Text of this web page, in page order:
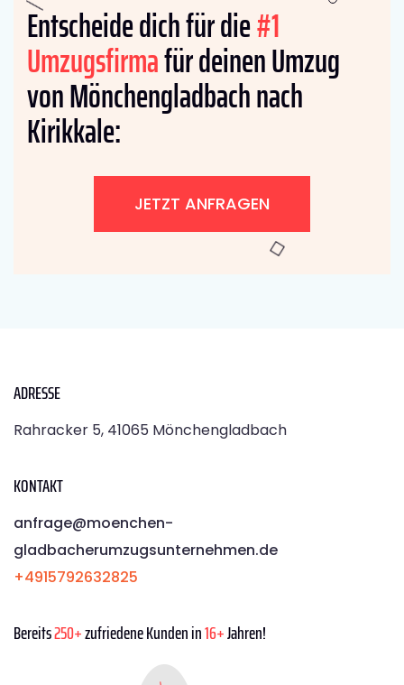
Entscheide dich für die#1
Umzugsfirmafür deinen Umzug
von Mönchengladbach nach
Kirikkale:
JETZT ANFRAGEN
ADRESSE
Rahracker 5, 41065 Mönchengladbach
KONTAKT
anfrage@moenchen­
gladbacherumzugsunternehmen.de
+4915792632825
Bereits250+zufriedene Kunden in16+Jahren!